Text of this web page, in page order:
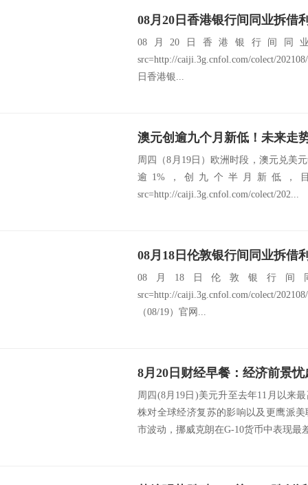
08月20日香港银行间同业拆借
08月20日香港银行间同
src=http://caiji.3g.cnfol.com/colect/
日香港银...
澳元创逾九个月新低！未来走
周四（8月19日）欧洲时段，澳元兑美
逾1%，创九个半月新低，
src=http://caiji.3g.cnfol.com/colect/202...
08月18日伦敦银行间同业拆借
08月18日伦敦银行间
src=http://caiji.3g.cnfol.com/colect/
（08/19）官网...
周四(8月19日)美元升至去年11月以来
株对全球经济复苏的影响以及更鹰派
市波动，挪威克朗在G-10货币中表现最